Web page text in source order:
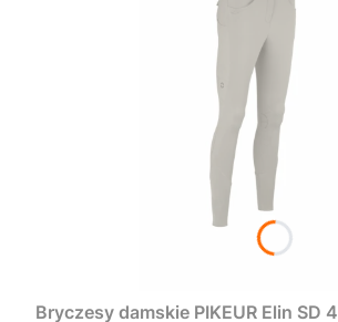
Bryczesy damskie PIKEUR Elin SD